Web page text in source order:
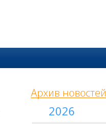
Архив новостей
2026